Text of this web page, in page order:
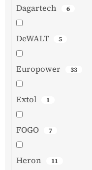
Dagartech 6
DeWALT 5
Europower 33
Extol 1
FOGO 7
Heron 11